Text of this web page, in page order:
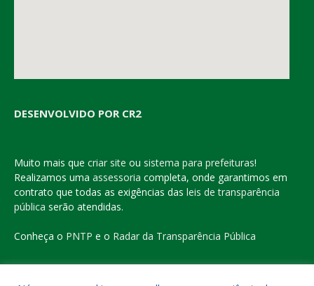
DESENVOLVIDO POR CR2
Muito mais que criar site ou sistema para prefeituras!
Realizamos uma assessoria completa, onde garantimos em
contrato que todas as exigências das leis de transparência
pública serão atendidas.
Conheça o PNTP e o Radar da Transparência Pública